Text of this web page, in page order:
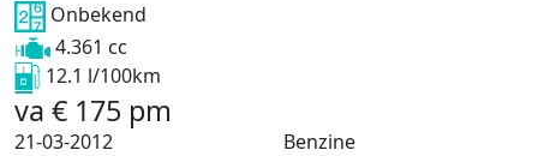
Onbekend
4.361 cc
12.1 l/100km
va € 175 pm
21-03-2012
Benzine